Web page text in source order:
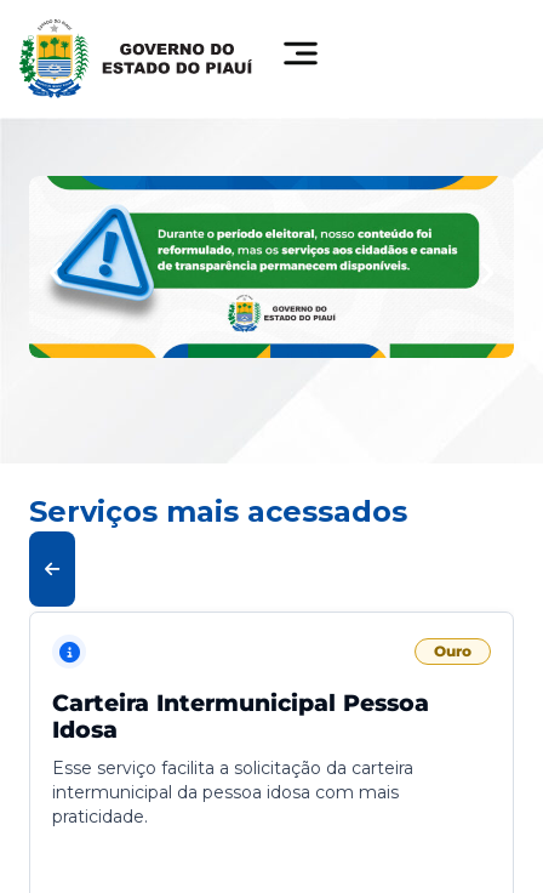
Serviços mais acessados
Ouro
Carteira Intermunicipal Pessoa
Idosa
Esse serviço facilita a solicitação da carteira
intermunicipal da pessoa idosa com mais
praticidade.